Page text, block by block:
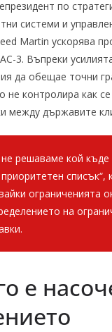
по
системи и
Martin ускорява
3. Въпреки
да обещае точни
не контролира как
между държавите
не решаваме кой къде
списък“,
ограниченията
на
е